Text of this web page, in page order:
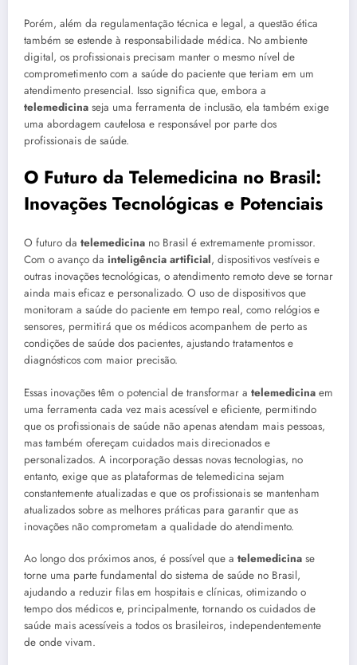
Porém, além da regulamentação técnica e legal, a questão ética
também se estende à responsabilidade médica. No ambiente
digital, os profissionais precisam manter o mesmo nível de
comprometimento com a saúde do paciente que teriam em um
atendimento presencial. Isso significa que, embora a
telemedicina seja uma ferramenta de inclusão, ela também exige
uma abordagem cautelosa e responsável por parte dos
profissionais de saúde.
O Futuro da Telemedicina no Brasil:
Inovações Tecnológicas e Potenciais
O futuro da telemedicina no Brasil é extremamente promissor.
Com o avanço da inteligência artificial, dispositivos vestíveis e
outras inovações tecnológicas, o atendimento remoto deve se tornar
ainda mais eficaz e personalizado. O uso de dispositivos que
monitoram a saúde do paciente em tempo real, como relógios e
sensores, permitirá que os médicos acompanhem de perto as
condições de saúde dos pacientes, ajustando tratamentos e
diagnósticos com maior precisão.
Essas inovações têm o potencial de transformar a telemedicina em
uma ferramenta cada vez mais acessível e eficiente, permitindo
que os profissionais de saúde não apenas atendam mais pessoas,
mas também ofereçam cuidados mais direcionados e
personalizados. A incorporação dessas novas tecnologias, no
entanto, exige que as plataformas de telemedicina sejam
constantemente atualizadas e que os profissionais se mantenham
atualizados sobre as melhores práticas para garantir que as
inovações não comprometam a qualidade do atendimento.
Ao longo dos próximos anos, é possível que a telemedicina se
torne uma parte fundamental do sistema de saúde no Brasil,
ajudando a reduzir filas em hospitais e clínicas, otimizando o
tempo dos médicos e, principalmente, tornando os cuidados de
saúde mais acessíveis a todos os brasileiros, independentemente
de onde vivam.